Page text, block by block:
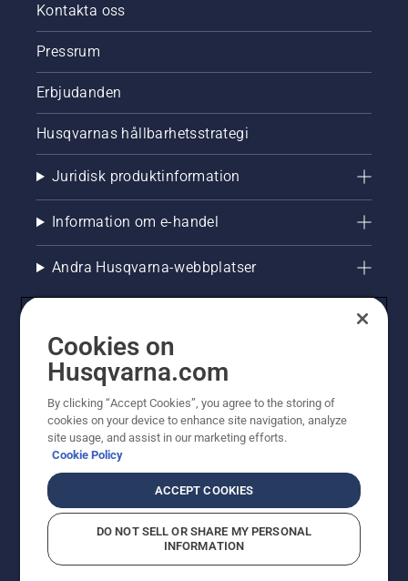
Kontakta oss
Pressrum
Erbjudanden
Husqvarnas hållbarhetsstrategi
Juridisk produktinformation
Information om e-handel
Andra Husqvarna-webbplatser
© Husqvarna AB (publ). All rights reserved. Priserna
som visas är rekommenderade cirkapriser. Alla angivna
priser är rekommenderade försäljningspriser (inkl.
moms) om inte produkten är tillgänglig för direkt köp.
CookiepolicyAnvändningsvillkor Sekretessmeddelande
Företagsinformation
Cookies on
Husqvarna.com
By clicking “Accept Cookies”, you agree to the storing of
cookies on your device to enhance site navigation, analyze
site usage, and assist in our marketing efforts.
Cookie Policy
ACCEPT COOKIES
DO NOT SELL OR SHARE MY PERSONAL
INFORMATION